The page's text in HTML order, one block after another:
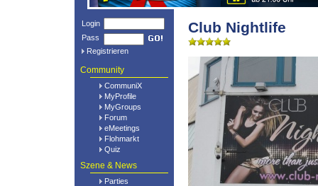
Login
Pass
Registrieren
Community
CommuniX
MyProfile
MyGroups
Forum
eMeetings
Flohmarkt
Quiz
Szene & News
Parties
Club Nightlife